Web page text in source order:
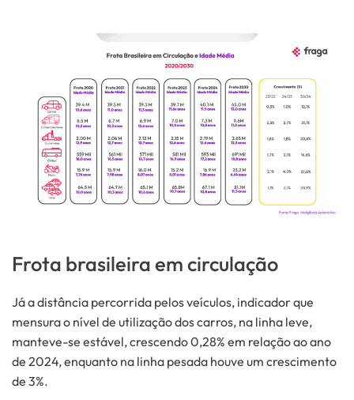
Frota brasileira em circulação
Já a distância percorrida pelos veículos, indicador que
mensura o nível de utilização dos carros, na linha leve,
manteve-se estável, crescendo 0,28% em relação ao ano
de 2024, enquanto na linha pesada houve um crescimento
de 3%.